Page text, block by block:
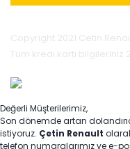
Copyright 2021 Cetin
Tüm kredi kartı bilgileriniz
Değerli Müşterilerimiz,
Son dönemde artan
istiyoruz. Çetin Renault
telefon numaralarımız ve e-